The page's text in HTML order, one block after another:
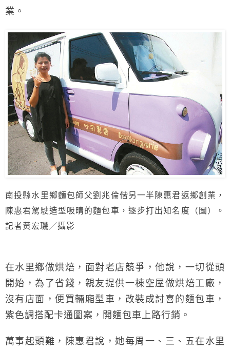
業。
南投縣水里鄉麵包師父劉兆倫偕另一半陳惠君返鄉創業，
陳惠君駕駛造型吸晴的麵包車，逐步打出知名度（圖）。
記者黃宏璣／攝影
在水里鄉做烘焙，面對老店競爭，他說，一切從頭
開始，為了省錢，親友提供一棟空屋做烘焙工廠，
沒有店面，便買輛廂型車，改裝成討喜的麵包車，
紫色調搭配卡通圖案，開麵包車上路行銷。
萬事起頭難，陳惠君說，她每周一、三、五在水里